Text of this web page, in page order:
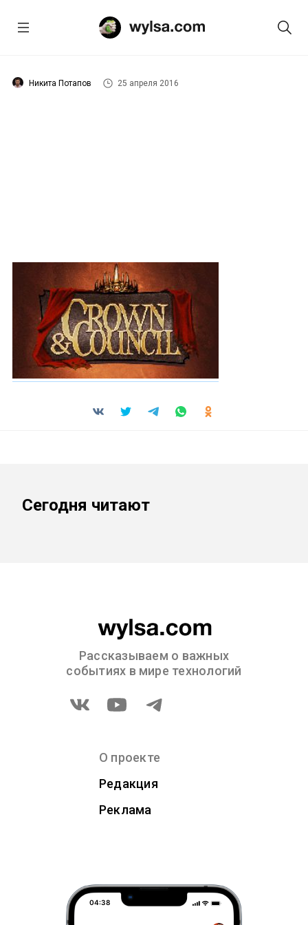
Никита Потапов 25 апреля 2016
Сегодня читают
Рассказываем о важных
событиях в мире технологий
О проекте
Редакция
Реклама
04:38